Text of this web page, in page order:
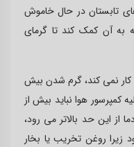
تابستان در حال خاموش
به آن کمک کند تا گرمای
کار نمی کند، گرم شدن بیش
کمپرسور هوا نباید بیش از
از این حد بالاتر می رود،
زیرا روغن تخریب یا بخار